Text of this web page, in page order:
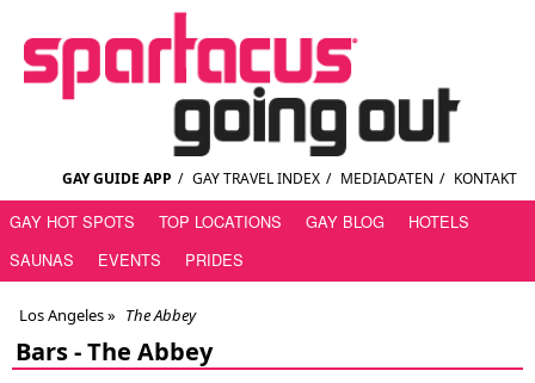
GAY GUIDE APP / GAY TRAVEL INDEX / MEDIADATEN / KONTAKT
GAY HOT SPOTS TOP LOCATIONS GAY BLOG
HOTELS
SAUNAS
EVENTS PRIDES
Los Angeles» The Abbey
Bars -The Abbey